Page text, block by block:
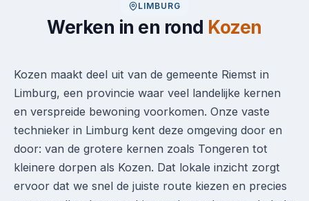
LIMBURG
Werken in en rond Kozen
Kozen maakt deel uit van de gemeente Riemst in
Limburg, een provincie waar veel landelijke kernen
en verspreide bewoning voorkomen. Onze vaste
technieker in Limburg kent deze omgeving door en
door: van de grotere kernen zoals Tongeren tot
kleinere dorpen als Kozen. Dat lokale inzicht zorgt
ervoor dat we snel de juiste route kiezen en precies